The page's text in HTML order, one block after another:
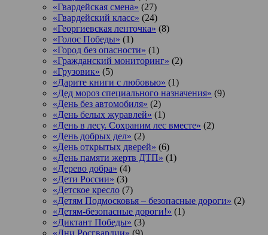
«Гвардейская смена» (27)
«Гвардейский класс» (24)
«Георгиевская ленточка» (8)
«Голос Победы» (1)
«Город без опасности» (1)
«Гражданский мониторинг» (2)
«Грузовик» (5)
«Дарите книги с любовью» (1)
«Дед мороз специального назначения» (9)
«День без автомобиля» (2)
«День белых журавлей» (1)
«День в лесу. Сохраним лес вместе» (2)
«День добрых дел» (2)
«День открытых дверей» (6)
«День памяти жертв ДТП» (1)
«Дерево добра» (4)
«Дети России» (3)
«Детское кресло (7)
«Детям Подмосковья – безопасные дороги» (2)
«Детям-безопасные дороги!» (1)
«Диктант Победы» (3)
«Дни Росгвардии» (9)